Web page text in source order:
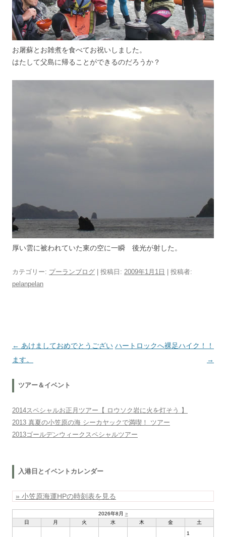
お屠蘇とお雑煮を食べてお祝いしました。
はたして父島に帰ることができるのだろうか？
厚い雲に被われていた東の空に一瞬 後光が射した。
カテゴリー: プーランブログ | 投稿日: 2009年1月1日
投稿者:
pelanpelan
投稿ナビゲーション
← あけましておめでとうござい
ます。
ハートロックへ裸足ハイク！！
→
ツアー＆イベント
2014スペシャルお正月ツアー【 ロウソク岩に火を灯そう 】
2013 真夏の小笠原の海 シーカヤックで満喫！ ツアー
2013ゴールデンウィークスペシャルツアー
入港日とイベントカレンダー
» 小笠原海運HPの時刻表を見る
2026年8月 »
日
月 火 水 木 金
土
1